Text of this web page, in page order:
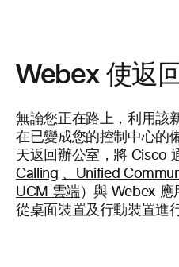
Webex 使返
無論您正在路上，利用該
在已變成您的控制中心的
天返回辦公室，將 Cisco
Calling 、Unified
UCM 雲端）與 Webex 應
從桌面裝置及行動裝置進